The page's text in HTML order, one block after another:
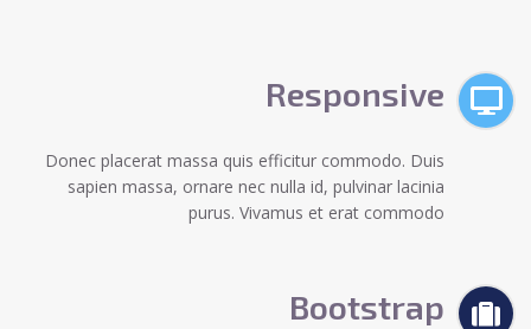
Responsive
Donec placerat massa quis efficitur commodo. Duis
sapien massa, ornare nec nulla id, pulvinar lacinia
purus. Vivamus et erat commodo
Bootstrap